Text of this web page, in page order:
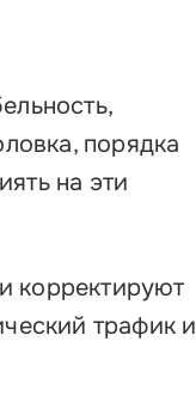
порядка
на эти
корректируют
трафик и